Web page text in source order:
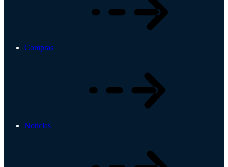
Compras
Noticias